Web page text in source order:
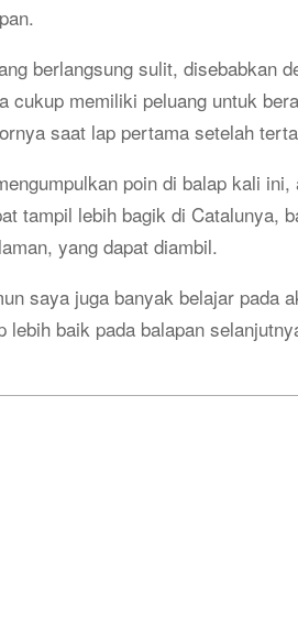
berlangsung sulit, disebabkan
cukup memiliki peluang untuk
saat lap pertama setelah
poin di balap kali
tampil lebih bagik di Catalunya,
yang dapat diambil.
saya juga banyak belajar pada
baik pada balapan